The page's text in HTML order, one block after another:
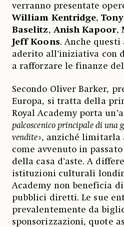
verranno presentate
William Kentridge,
Baselitz, Anish Kapoor,
Jeff Koons. Anche
aderito all’iniziativa con
a rafforzare le finanze
Secondo Oliver Barker,
Europa, si tratta della
Royal Academy porta
palcoscenico principale di una
vendite», anziché
come avvenuto in
della casa d’aste. A
istituzioni culturali
Academy non beneficia
pubblici diretti. Le sue
prevalentemente da
sponsorizzazioni, quote